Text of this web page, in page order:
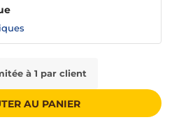
à 1 par client
AU PANIER